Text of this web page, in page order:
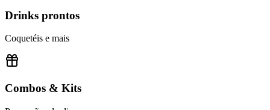
Drinks prontos
Coquetéis e mais
Combos & Kits